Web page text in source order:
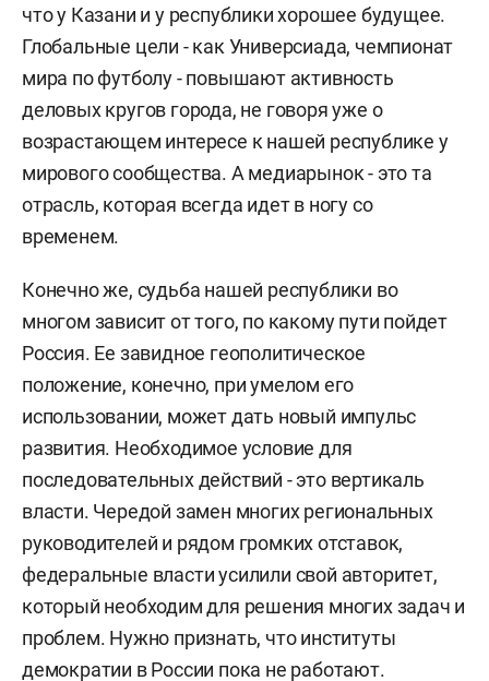
что у Казани и у республики хорошее будущее.
Глобальные цели - как Универсиада, чемпионат
мира по футболу - повышают активность
деловых кругов города, не говоря уже о
возрастающем интересе к нашей республике у
мирового сообщества. А медиарынок - это та
отрасль, которая всегда идет в ногу со
временем.
Конечно же, судьба нашей республики во
многом зависит от того, по какому пути пойдет
Россия. Ее завидное геополитическое
положение, конечно, при умелом его
использовании, может дать новый импульс
развития. Необходимое условие для
последовательных действий - это вертикаль
власти. Чередой замен многих региональных
руководителей и рядом громких отставок,
федеральные власти усилили свой авторитет,
который необходим для решения многих задач и
проблем. Нужно признать, что институты
демократии в России пока не работают.